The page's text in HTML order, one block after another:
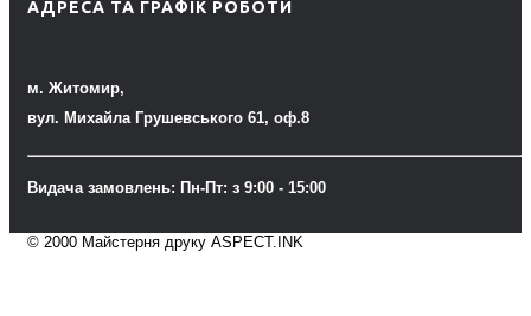
АДРЕСА ТА ГРАФІК РОБОТИ
м. Житомир,
вул. Михайла Грушевського 61, оф.8
Видача замовлень: Пн-Пт: з 9:00 - 15:00
© 2000 Майстерня друку ASPECT.INK